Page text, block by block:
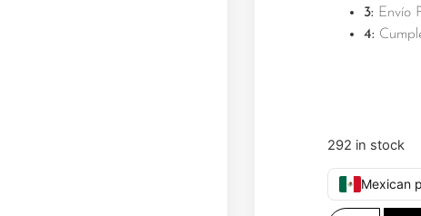
3: Envío
4:
292 in stock
Mexican